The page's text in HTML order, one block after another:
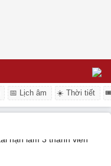
📅 Lịch âm ☀️ Thời tiết